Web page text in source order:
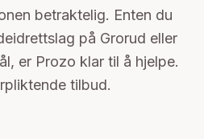
betraktelig. Enten du
på Grorud eller
er Prozo klar til å hjelpe.
tilbud.